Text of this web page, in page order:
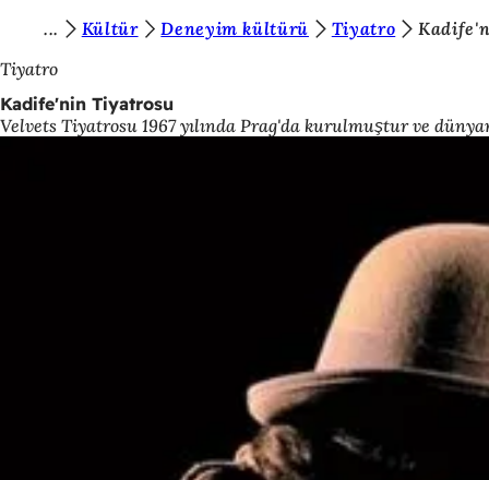
İçeriğe atla
u
r
a
Kültür Deneyim kültürü Tiyatro
Tiyatro
Kadife'nin Tiyatrosu
Velvets Tiyatrosu 1967 yılında Prag'da kurulmuştur ve